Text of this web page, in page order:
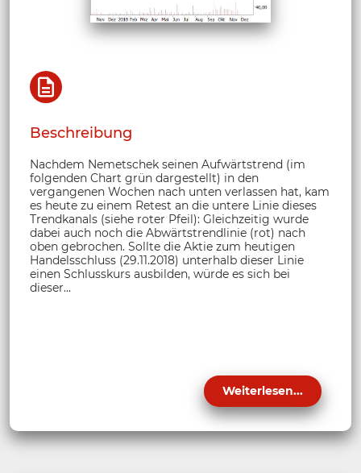
Beschreibung
Nachdem Nemetschek seinen Aufwärtstrend (im
folgenden Chart grün dargestellt) in den
vergangenen Wochen nach unten verlassen hat, kam
es heute zu einem Retest an die untere Linie dieses
Trendkanals (siehe roter Pfeil): Gleichzeitig wurde
dabei auch noch die Abwärtstrendlinie (rot) nach
oben gebrochen. Sollte die Aktie zum heutigen
Handelsschluss (29.11.2018) unterhalb dieser Linie
einen Schlusskurs ausbilden, würde es sich bei
dieser...
Weiterlesen...